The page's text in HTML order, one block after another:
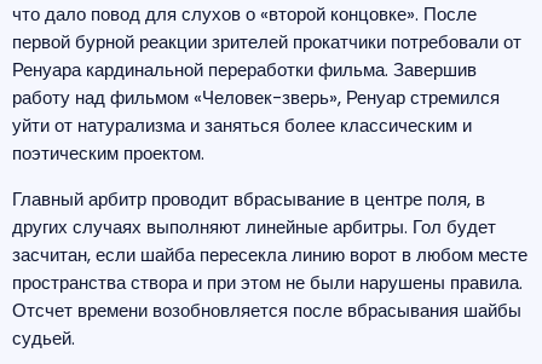
что дало повод для слухов о «второй концовке». После
первой бурной реакции зрителей прокатчики потребовали от
Ренуара кардинальной переработки фильма. Завершив
работу над фильмом «Человек-зверь», Ренуар стремился
уйти от натурализма и заняться более классическим и
поэтическим проектом.
Главный арбитр проводит вбрасывание в центре поля, в
других случаях выполняют линейные арбитры. Гол будет
засчитан, если шайба пересекла линию ворот в любом месте
пространства створа и при этом не были нарушены правила.
Отсчет времени возобновляется после вбрасывания шайбы
судьей.